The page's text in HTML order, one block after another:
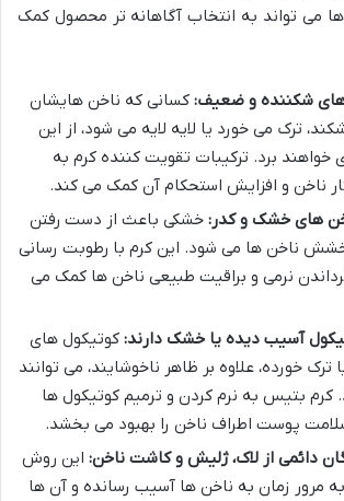
می تواند به انتخاب آگاهانه تر محصول کمک
های شکننده و ضعیف: کسانی که ناخن هایشان
ترک می خورد یا لایه لایه می شود، از این
خواهند برد. ترکیبات تقویت کننده کرم به
ناخن و افزایش استحکام آن کمک می کند.
های خشک و کدر: خشکی باعث از دست رفتن
ناخن ها می شود. این کرم با رطوبت رسانی
نرمی و براقیت طبیعی ناخن ها کمک می
آسیب دیده یا خشک دارند: کوتیکول های
خورده، علاوه بر ظاهر ناخوشایند، می توانند
کرم بتیس به نرم کردن و ترمیم کوتیکول ها
پوست اطراف ناخن را بهبود می بخشد.
دائمی از لاک، ژلیش و کاشت ناخن: این روش
مرور زمان به ناخن ها آسیب رسانده و آن ها